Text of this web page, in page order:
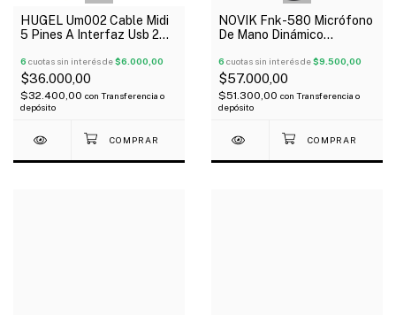
HUGEL Um002 Cable Midi
5 Pines A Interfaz Usb 2
6 cuotas sin interés de$6.000,00
$36.000,00
$32.400,00 con Transferencia o
depósito
NOVIK Fnk-580 Micrófono
De Mano Dinámico
Cable
6 cuotas sin interés de$9.500,00
$57.000,00
$51.300,00 con Transferencia o
depósito